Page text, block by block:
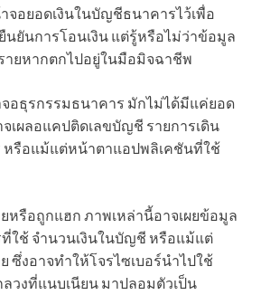
อยอดเงินในบัญชีธนาคารไว้เพื่อ
นยันการโอนเงิน แต่รู้หรือไม่ว่าข้อมูล
ายหากตกไปอยู่ในมือมิจฉาชีพ
อธุรกรรมธนาคาร มักไม่ได้มีแค่ยอด
จเผลอแคปติดเลขบัญชี รายการเดิน
รือแม้แต่หน้าตาแอปพลิเคชันที่ใช้
รือถูกแฮก ภาพเหล่านี้อาจเผยข้อมูล
ใช้ จำนวนเงินในบัญชี หรือแม้แต่
ซึ่งอาจทำให้โจรไซเบอร์นำไปใช้
วงที่แนบเนียน มาปลอมตัวเป็น